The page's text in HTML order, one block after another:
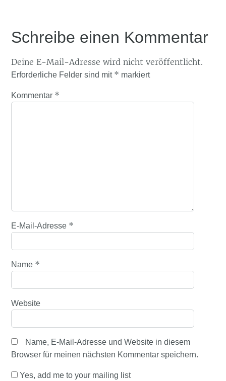
Schreibe einen Kommentar
Deine E-Mail-Adresse wird nicht veröffentlicht.
Erforderliche Felder sind mit * markiert
Kommentar *
E-Mail-Adresse *
Name *
Website
Name, E-Mail-Adresse und Website in diesem
Browser für meinen nächsten Kommentar speichern.
Yes, add me to your mailing list